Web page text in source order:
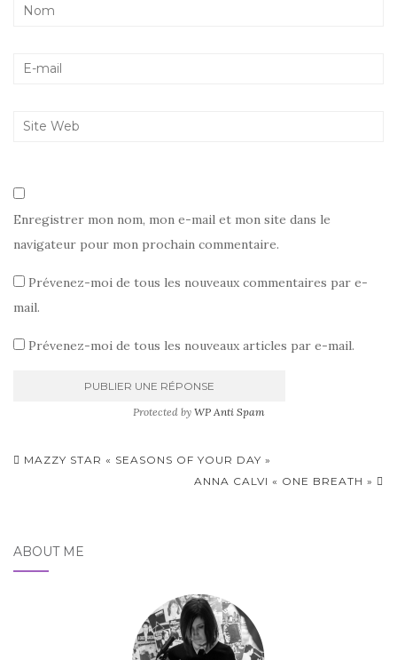
Enregistrer mon nom, mon e-mail et mon site dans le
navigateur pour mon prochain commentaire.
Prévenez-moi de tous les nouveaux commentaires par e-
mail.
Prévenez-moi de tous les nouveaux articles par e-mail.
Protected by WP Anti Spam
Pagination
MAZZY STAR « SEASONS OF YOUR DAY »
ANNA CALVI « ONE BREATH »
ABOUT ME